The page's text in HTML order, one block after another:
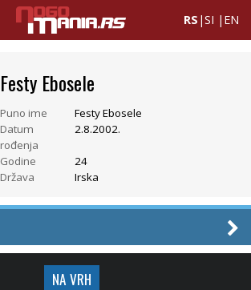
RS |SI | EN
Festy Ebosele
Puno ime
Festy Ebosele
Datum
rođenja
2.8.2002.
Godine
24
Država
Irska
NA VRH